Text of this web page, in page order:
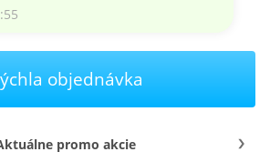
objednávka
promo akcie